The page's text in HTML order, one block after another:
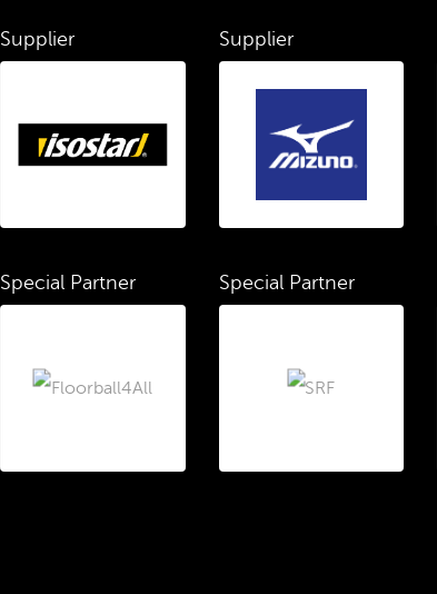
Supplier Supplier
Special Partner Special Partner